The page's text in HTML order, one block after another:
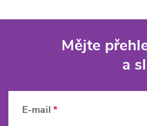
Mějte
a
E-mail